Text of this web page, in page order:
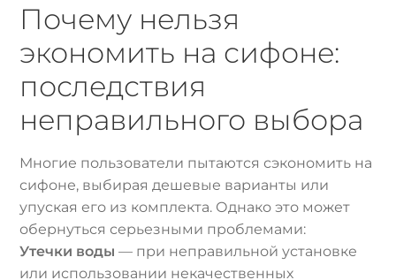
Почему нельзя
экономить на сифоне:
последствия
неправильного выбора
Многие пользователи пытаются сэкономить на
сифоне, выбирая дешевые варианты или
упуская его из комплекта. Однако это может
обернуться серьезными проблемами:
Утечки воды — при неправильной установке
или использовании некачественных